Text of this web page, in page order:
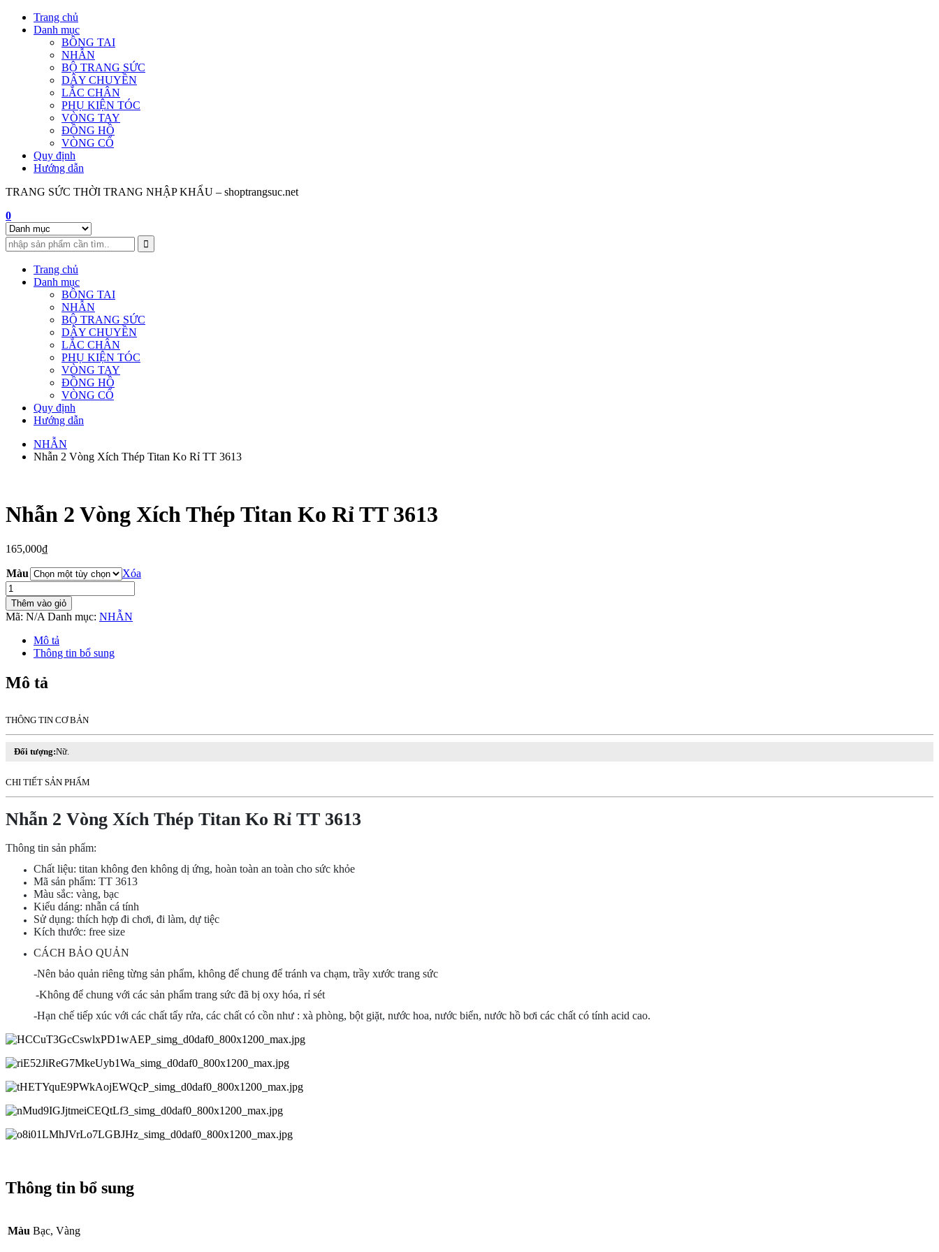
Skip
Trang chủ
Danh mục
BÔNG TAI
NHẪN
BỘ TRANG SỨC
DÂY CHUYỀN
LẮC CHÂN
PHỤ KIỆN TÓC
VÒNG TAY
ĐỒNG HỒ
VÒNG CỔ
Quy định
Hướng dẫn
TRANG SỨC THỜI TRANG NHẬP KHẨU – shoptrangsuc.net
0
Trang chủ
Danh mục
BÔNG TAI
NHẪN
BỘ TRANG SỨC
DÂY CHUYỀN
LẮC CHÂN
PHỤ KIỆN TÓC
VÒNG TAY
ĐỒNG HỒ
VÒNG CỔ
Quy định
Hướng dẫn
NHẪN
Nhẫn 2 Vòng Xích Thép Titan Ko Rỉ TT 3613
Nhẫn 2 Vòng Xích Thép Titan Ko Rỉ TT 3613
165,000₫
Màu
Xóa
Nhẫn
2
Vòng
Xích
Thép
Titan
Rỉ
TT
lượng
Thêm vào giỏ
Mã: N/A Danh mục: NHẪN
Mô tả
Thông tin bổ sung
Mô tả
THÔNG TIN CƠ BẢN
Đối tượng:Nữ.
CHI TIẾT SẢN PHẨM
Nhẫn 2 Vòng Xích Thép Titan Ko Rỉ TT 3613
Thông tin sản phẩm:
Chất liệu: titan không đen không dị ứng, hoàn toàn an toàn cho sức khỏe
Mã sản phẩm: TT 3613
Màu sắc: vàng, bạc
Kiểu dáng: nhẫn cá tính
Sử dụng: thích hợp đi chơi, đi làm, dự tiệc
Kích thước: free size
CÁCH BẢO QUẢN
-Nên bảo quản riêng từng sản phẩm, không để chung để tránh va chạm, trầy xước trang sức
-Không để chung với các sản phẩm trang sức đã bị oxy hóa, rỉ sét
-Hạn chế tiếp xúc với các chất tẩy rửa, các chất có cồn như : xà phòng, bột giặt, nước hoa, nước biển, nước hồ bơi các chất có tính acid cao.
Thông tin bổ sung
Màu Bạc, Vàng